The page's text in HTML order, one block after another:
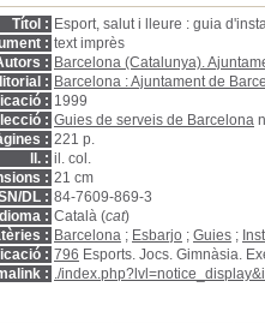
Títol : Esport, salut i lleure : guia
: text imprès
: Barcelona (Catalunya).
: Barcelona : Ajuntament de
: 1999
: Guies de serveis de Barcelona
: 221 p.
ll. : il. col.
: 21 cm
DL : 84-7609-869-3
Idioma : Català (cat)
: Barcelona ; Esbarjo ; Guies ;
: 796 Esports. Jocs. Gimnàsia.
: ./